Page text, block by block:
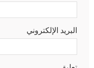
البريد الإلكتروني